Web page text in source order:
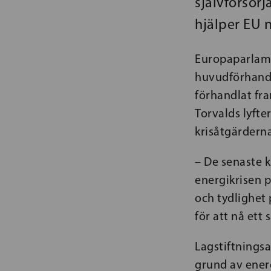
hjälper EU
förhandlat
Torvalds
– De senaste
energikrisen
och tydlighet
för att nå ett
grund av